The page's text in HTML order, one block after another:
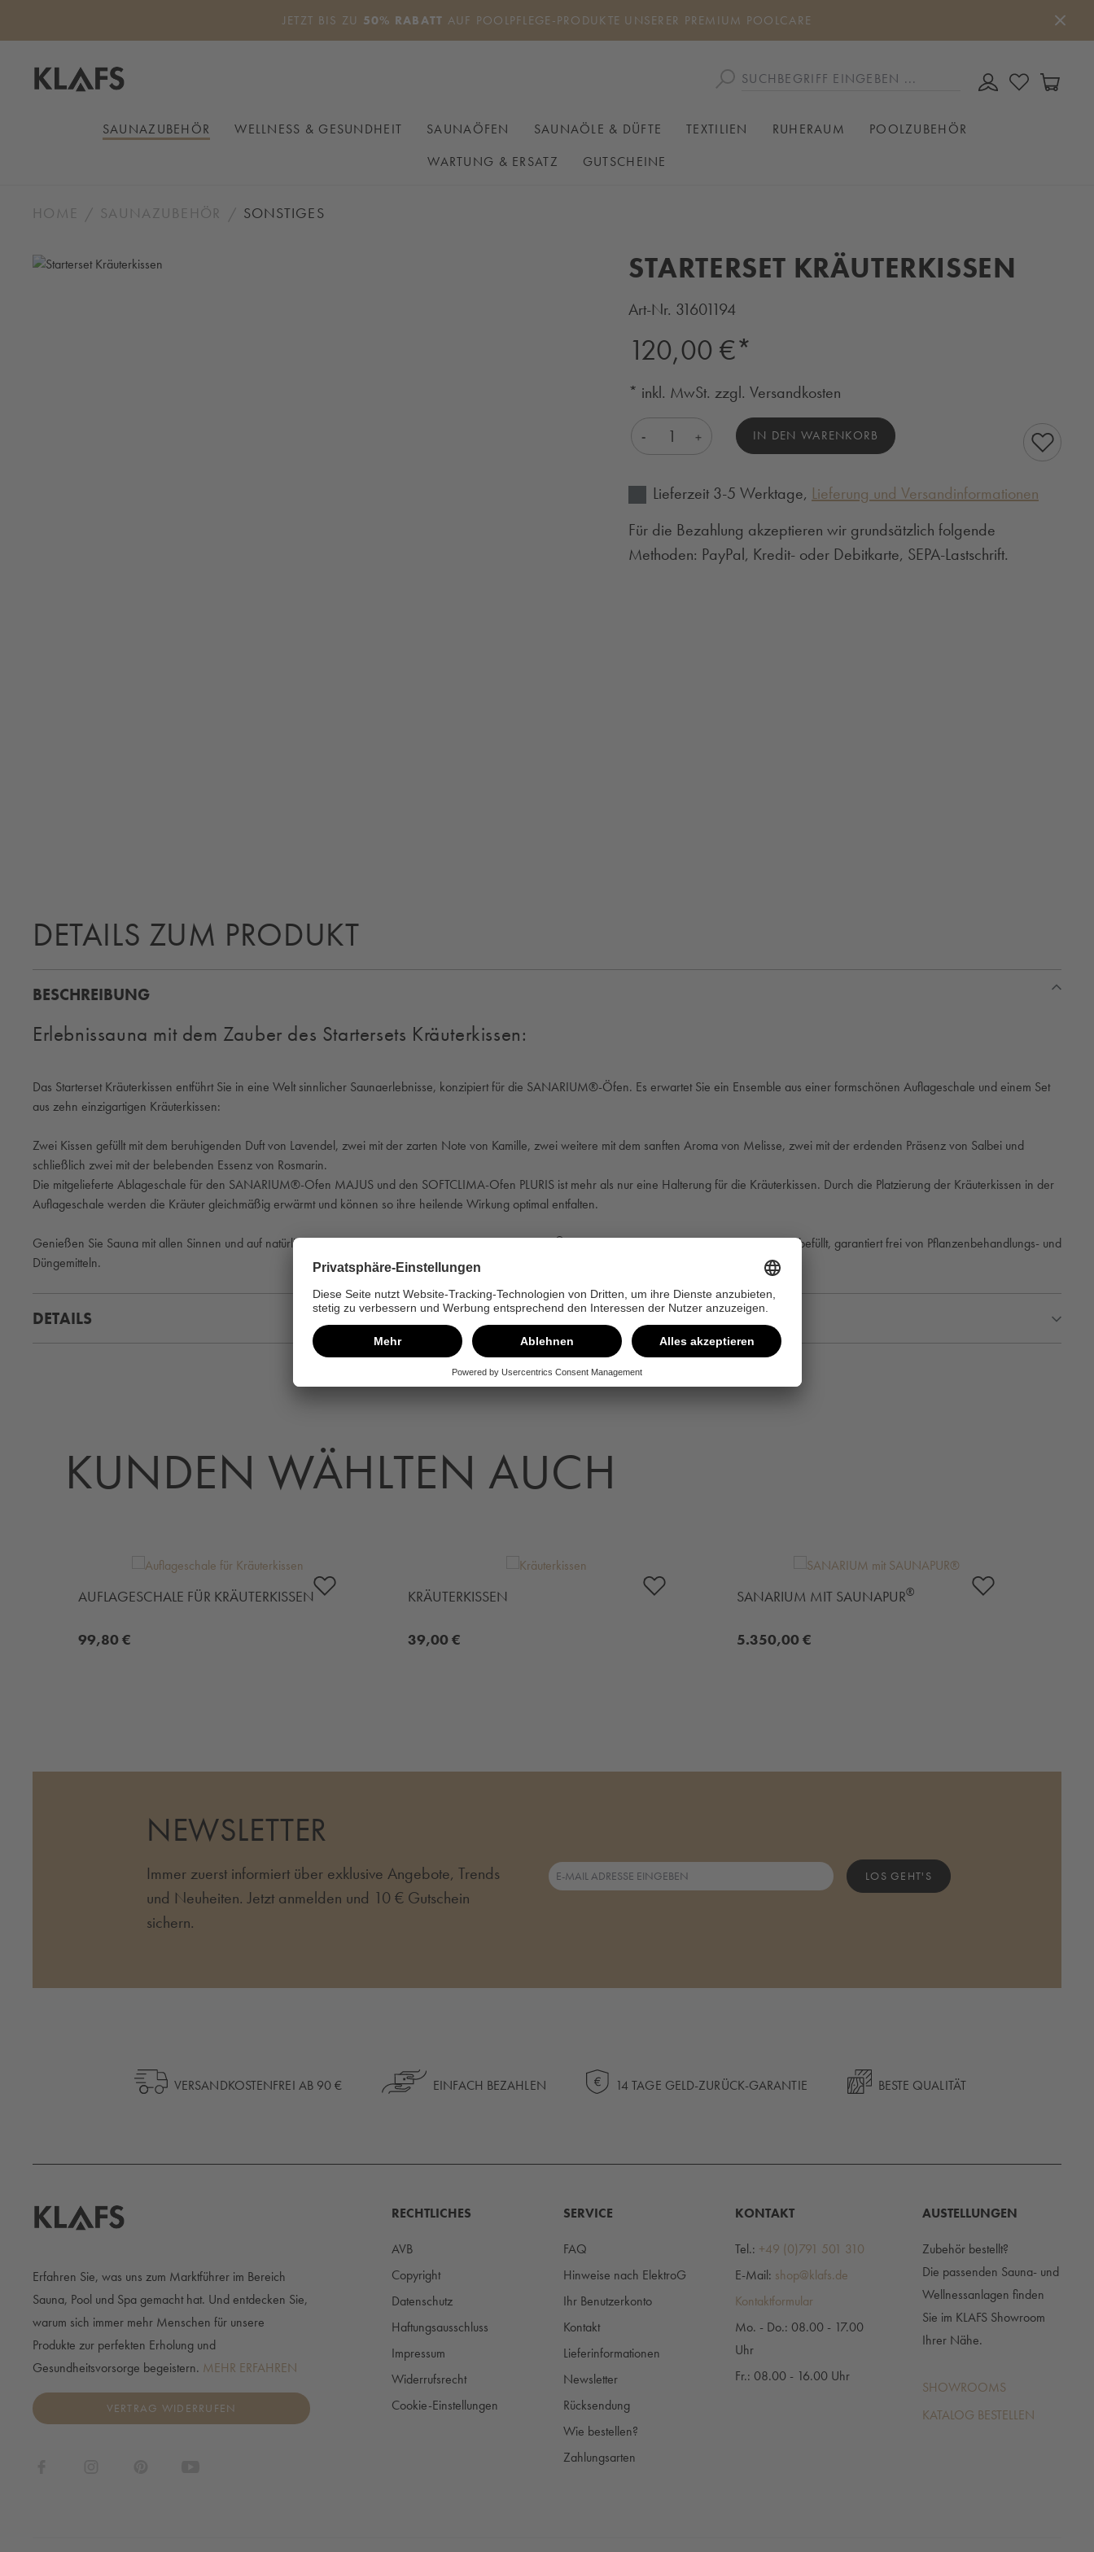
JETZT BIS ZU 50% RABATT AUF POOLPFLEGE-PRODUKTE UNSERER PREMIUM POOLCARE
DU HAST 0
SAUNAZUBEHÖR WELLNESS & GESUNDHEIT SAUNAÖFEN SAUNAÖLE & DÜFTE TEXTILIEN RUHERAUM
POOLZUBEHÖR
WARTUNG & ERSATZ
GUTSCHEINE
HOME SAUNAZUBEHÖR SONSTIGES
Bildergalerie überspringen STARTERSET KRÄUTERKISSEN
Art-Nr. 31601194
Regulärer Preis:
120,00 €*
* inkl. MwSt. zzgl. Versandkosten
Produkt Anzahl: Gib den gewünschten Wert ein oder
IN DEN WARENKORB
Lieferzeit 3-5 Werktage, Lieferung und Versandinformationen
Für die Bezahlung akzeptieren wir grundsätzlich folgende
Methoden: PayPal, Kredit- oder Debitkarte, SEPA-Lastschrift.
DETAILS ZUM PRODUKT
BESCHREIBUNG
Erlebnissauna mit dem Zauber des Startersets Kräuterkissen:
Das Starterset Kräuterkissen entführt Sie in eine Welt sinnlicher Saunaerlebnisse, konzipiert für die SANARIUM®-Öfen. Es erwartet Sie ein Ensemble aus einer formschönen Auflageschale und einem Set
aus zehn einzigartigen Kräuterkissen:
Zwei Kissen gefüllt mit dem beruhigenden Duft von Lavendel, zwei mit der zarten Note von Kamille, zwei weitere mit dem sanften Aroma von Melisse, zwei mit der erdenden Präsenz von Salbei und
schließlich zwei mit der belebenden Essenz von Rosmarin.
Die mitgelieferte Ablageschale für den SANARIUM®-Ofen MAJUS und den SOFTCLIMA-Ofen PLURIS ist mehr als nur eine Halterung für die Kräuterkissen. Durch die Platzierung der Kräuterkissen in der
Auflageschale werden die Kräuter gleichmäßig erwärmt und können so ihre heilende Wirkung optimal entfalten.
Genießen Sie Sauna mit allen Sinnen und auf natürlichstem Weg: Unsere Kräuterkissen zur SANARIUM®-Beduftung sind mit hochwertigen Heilkräutern befüllt, garantiert frei von Pflanzenbehandlungs- und
Düngemitteln.
DETAILS
KUNDEN WÄHLTEN AUCH
AUFLAGESCHALE FÜR KRÄUTERKISSEN
99,80 €
KRÄUTERKISSEN
39,00 €
SANARIUM MIT SAUNAPUR®
5.350,00 €
NEWSLETTER
Immer zuerst informiert über exklusive Angebote, Trends
und Neuheiten. Jetzt anmelden und 10 € Gutschein
sichern.
LOS GEHT'S
VERSANDKOSTENFREI AB 90 € EINFACH BEZAHLEN 14 TAGE GELD-ZURÜCK-GARANTIE BESTE QUALITÄT
Erfahren Sie, was uns zum Marktführer im Bereich
Sauna, Pool und Spa gemacht hat. Und entdecken Sie,
warum sich immer mehr Menschen für unsere
Produkte zur perfekten Erholung und
Gesundheitsvorsorge begeistern. MEHR ERFAHREN
VERTRAG WIDERRUFEN
RECHTLICHES
AVB
Copyright
Datenschutz
Haftungsausschluss
Impressum
Widerrufsrecht
Cookie-Einstellungen
SERVICE
FAQ
Hinweise nach ElektroG
Ihr Benutzerkonto
Kontakt
Lieferinformationen
Newsletter
Rücksendung
Wie bestellen?
Zahlungsarten
KONTAKT
Tel.: +49 (0)791 501 310
E-Mail: shop@klafs.de
Kontaktformular
Mo. - Do.: 08.00 - 17.00
Uhr
Fr.: 08.00 - 16.00 Uhr
AUSTELLUNGEN
Zubehör bestellt?
Die passenden Sauna- und
Wellnessanlagen finden
Sie im KLAFS Showroom
Ihrer Nähe.
SHOWROOMS
KATALOG BESTELLEN